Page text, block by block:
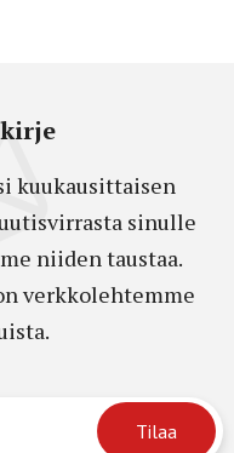
kuukausittaisen
sinulle
niiden taustaa.
verkkolehtemme